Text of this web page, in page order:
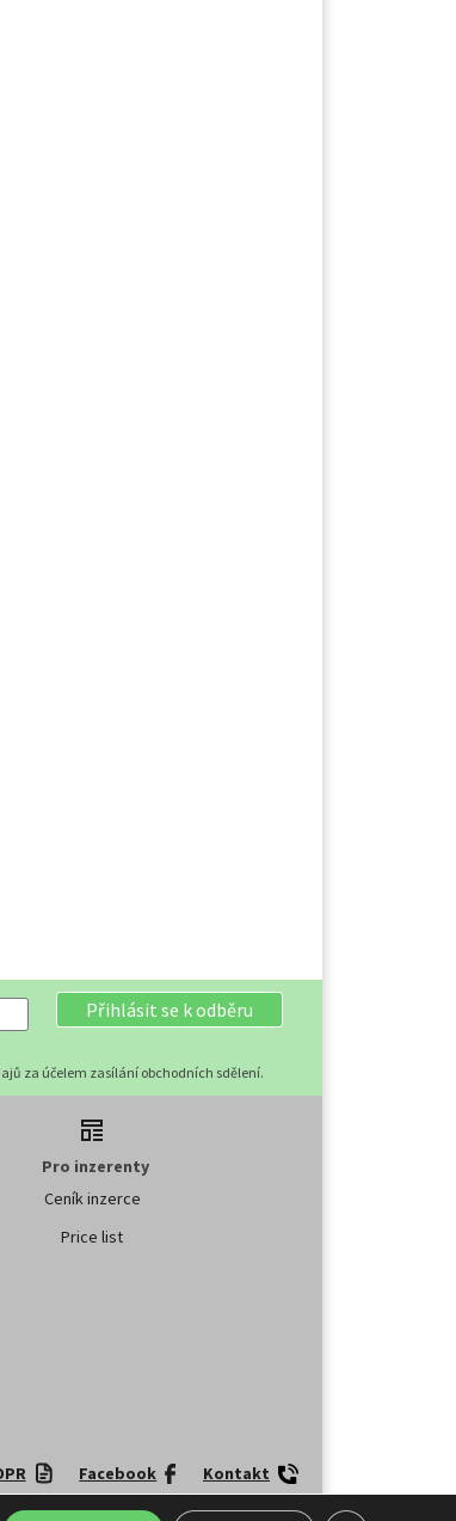
Přihlásit se k odběru
za účelem zasílání obchodních sdělení.
Pro inzerenty
Ceník inzerce
Price list
Facebook Kontakt